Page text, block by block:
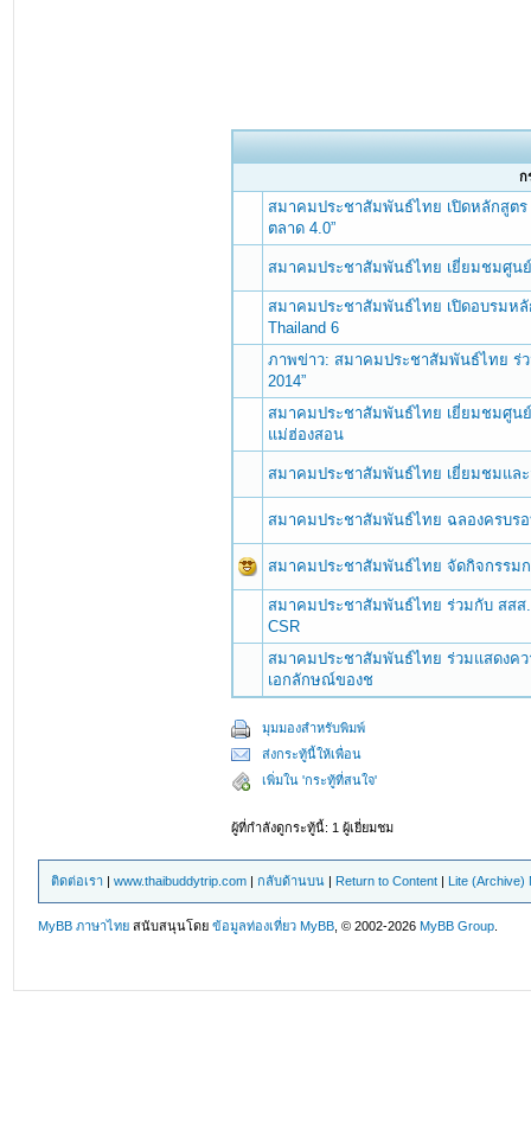
ก
สมาคมประชาสัมพันธ์ไทย เปิดหลักสูตร
ตลาด 4.0”
สมาคมประชาสัมพันธ์ไทย เยี่ยมชมศูน
สมาคมประชาสัมพันธ์ไทย เปิดอบรมหลั
Thailand 6
ภาพข่าว: สมาคมประชาสัมพันธ์ไทย ร่วม
2014”
สมาคมประชาสัมพันธ์ไทย เยี่ยมชมศูน
แม่ฮ่องสอน
สมาคมประชาสัมพันธ์ไทย เยี่ยมชมแล
สมาคมประชาสัมพันธ์ไทย ฉลองครบร
สมาคมประชาสัมพันธ์ไทย จัดกิจกรรม
สมาคมประชาสัมพันธ์ไทย ร่วมกับ สส
CSR
สมาคมประชาสัมพันธ์ไทย ร่วมแสดงคว
เอกลักษณ์ของช
มุมมองสำหรับพิมพ์
ส่งกระทู้นี้ให้เพื่อน
เพิ่มใน 'กระทู้ที่สนใจ'
ผู้ที่กำลังดูกระทู้นี้: 1 ผู้เยี่ยมชม
ติดต่อเรา |www.thaibuddytrip.com |กลับด้านบน | Return to Content | Lite (Archive)
MyBB ภาษาไทย สนับสนุนโดยข้อมูลท่องเที่ยว MyBB , © 2002-2026MyBB Group